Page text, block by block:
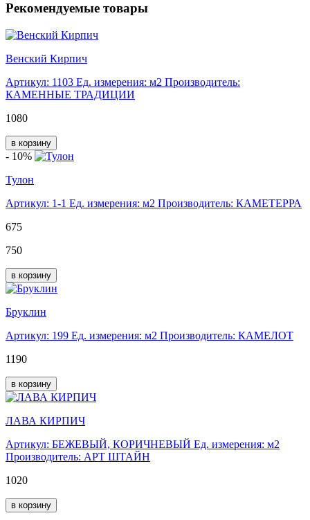
Рекомендуемые товары
Венский Кирпич
Артикул: 1103 Ед. измерения: м2 Производитель:
КАМЕННЫЕ ТРАДИЦИИ
1080
в корзину
- 10%
Тулон
Артикул: 1-1 Ед. измерения: м2 Производитель: КАМЕТЕРРА
675
750
в корзину
Бруклин
Артикул: 199 Ед. измерения: м2 Производитель: КАМЕЛОТ
1190
в корзину
ЛАВА КИРПИЧ
Артикул: БЕЖЕВЫЙ, КОРИЧНЕВЫЙ Ед. измерения: м2
Производитель: АРТ ШТАЙН
1020
в корзину